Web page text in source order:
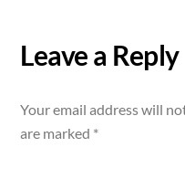
Leave a Reply
Your email address will
are marked *